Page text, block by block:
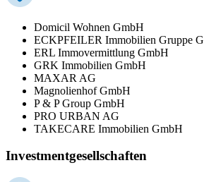
Domicil Wohnen GmbH
ECKPFEILER Immobilien Gruppe
ERL Immovermittlung GmbH
GRK Immobilien GmbH
MAXAR AG
Magnolienhof GmbH
P & P Group GmbH
PRO URBAN AG
TAKECARE Immobilien GmbH
Investmentgesellschaften